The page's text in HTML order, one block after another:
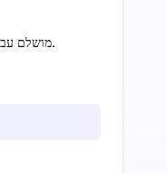
מושלם עבור משתמשים וצוותים עם נפח גבוה.